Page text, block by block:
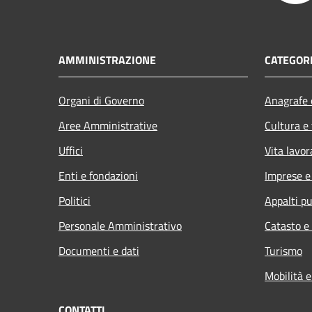
AMMINISTRAZIONE
Organi di Governo
Aree Amministrative
Uffici
Enti e fondazioni
Politici
Personale Amministrativo
Documenti e dati
Cultura
Vita
Imprese
Appalti
Catasto
Turismo
Mobilità